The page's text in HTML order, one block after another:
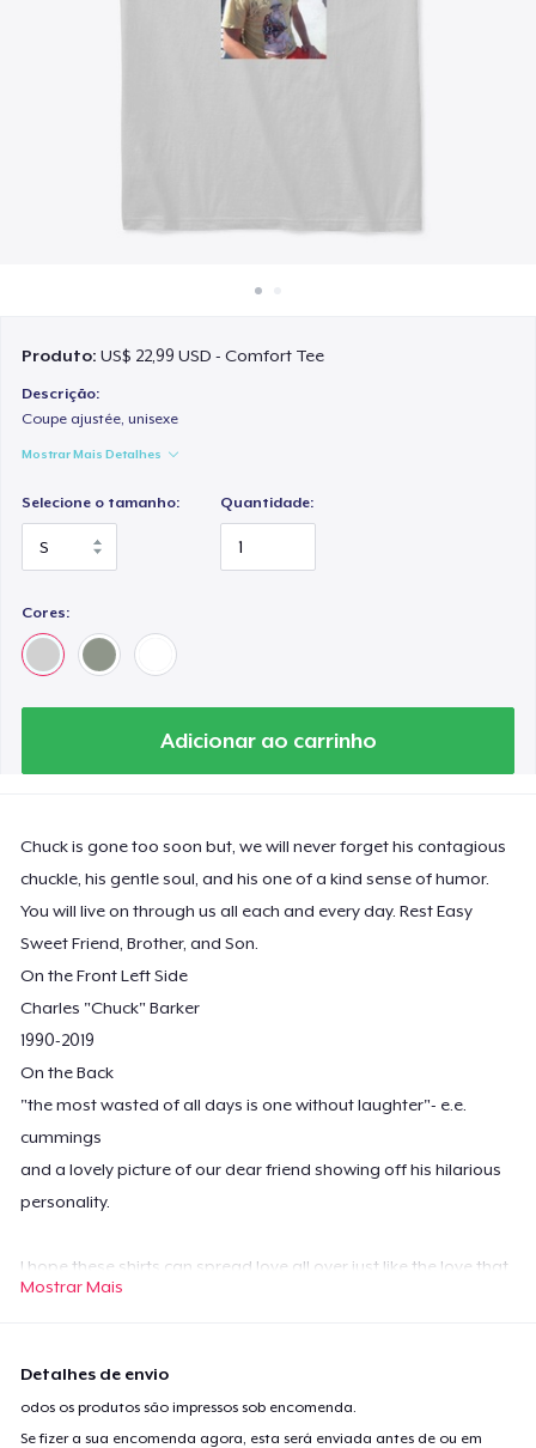
Venda em todo lugar
Produto:US$ 22,99 USD - Comfort Tee
Descrição:
Coupe ajustée, unisexe
Mostrar Mais Detalhes
Selecione o tamanho: Quantidade:
Cores:
Adicionar ao carrinho
Chuck is gone too soon but, we will never forget his contagious
chuckle, his gentle soul, and his one of a kind sense of humor.
You will live on through us all each and every day. Rest Easy
Sweet Friend, Brother, and Son.
On the Front Left Side
Charles "Chuck" Barker
1990-2019
On the Back
"the most wasted of all days is one without laughter"- e.e.
cummings
and a lovely picture of our dear friend showing off his hilarious
personality.
I hope these shirts can spread love all over just like the love that
Chuck gave us.
Mostrar Mais
Detalhes de envio
odos os produtos são impressos sob encomenda.
Se fizer a sua encomenda agora, esta será enviada antes de ou em